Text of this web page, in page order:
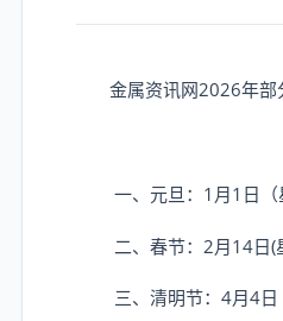
金属资讯网2026年部
一、元旦： 1 月1 日
二、春节： 2月14日(
三、清明节： 4月4